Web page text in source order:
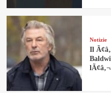
Notizie
Il